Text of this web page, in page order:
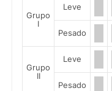
Grupo
I
Leve
Pesado
Grupo
II
Leve
Pesado